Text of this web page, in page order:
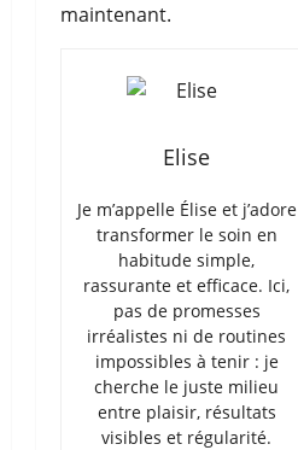
maintenant.
Elise
Je m’appelle Élise et j’adore
transformer le soin en
habitude simple,
rassurante et efficace. Ici,
pas de promesses
irréalistes ni de routines
impossibles à tenir : je
cherche le juste milieu
entre plaisir, résultats
visibles et régularité.